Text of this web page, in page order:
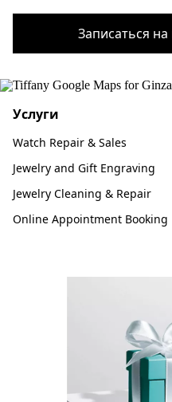
Записаться
Услуги
Watch Repair & Sales
Jewelry and Gift Engraving
Jewelry Cleaning & Repair
Online Appointment Booking